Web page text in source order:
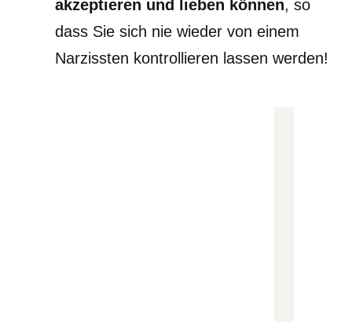
akzeptieren und lieben können, so
dass Sie sich nie wieder von einem
Narzissten kontrollieren lassen werden!